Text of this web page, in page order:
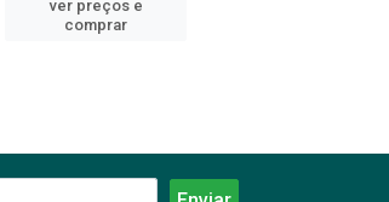
ver preços e
comprar